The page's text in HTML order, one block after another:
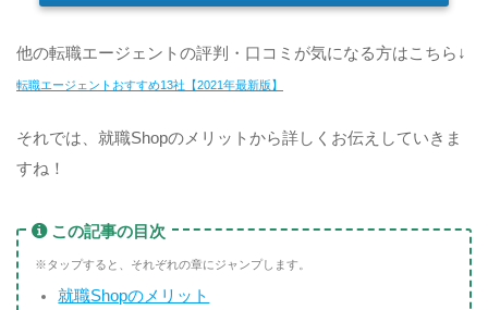
他の転職エージェントの評判・口コミが気になる方はこちら↓
転職エージェントおすすめ13社【2021年最新版】
それでは、就職Shopのメリットから詳しくお伝えしていきま
すね！
この記事の目次
※タップすると、それぞれの章にジャンプします。
就職Shopのメリット